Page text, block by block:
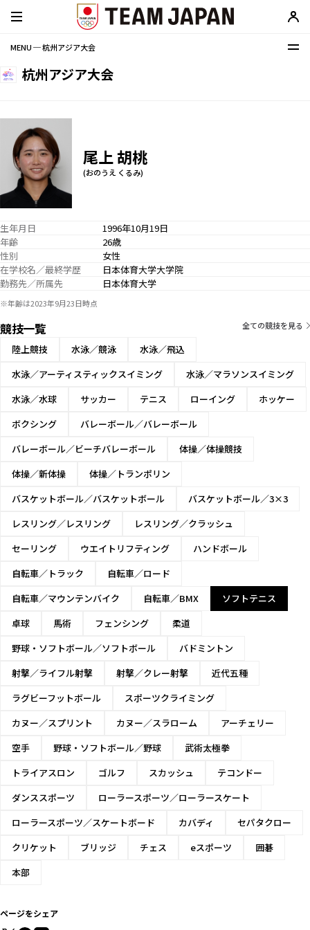
MENU ─ 杭州アジア大会
杭州アジア大会
尾上 胡桃
(おのうえ くるみ)
生年月日
1996年10月19日
年齢
26歳
性別
女性
在学校名／最終学歴
日本体育大学大学院
勤務先／所属先
日本体育大学
※年齢は2023年9月23日時点
競技一覧 全ての競技を見る
陸上競技 水泳／競泳
水泳／飛込
水泳／アーティスティックスイミング
水泳／マラソンスイミング
水泳／水球
サッカー テニス ローイング
ホッケー
ボクシング
バレーボール／バレーボール
バレーボール／ビーチバレーボール
体操／体操競技
体操／新体操
体操／トランポリン
バスケットボール／バスケットボール
バスケットボール／3×3
レスリング／レスリング
レスリング／クラッシュ
セーリング
ウエイトリフティング
ハンドボール
自転車／トラック
自転車／ロード
自転車／マウンテンバイク
自転車／BMX
ソフトテニス
卓球
馬術 フェンシング
柔道
野球・ソフトボール／ソフトボール
バドミントン
射撃／ライフル射撃
射撃／クレー射撃
近代五種
ラグビーフットボール
スポーツクライミング
カヌー／スプリント
カヌー／スラローム
アーチェリー
空手
野球・ソフトボール／野球
武術太極拳
トライアスロン
ゴルフ スカッシュ
テコンドー
ダンススポーツ
ローラースポーツ／ローラースケート
ローラースポーツ／スケートボード
カバディ
セパタクロー
クリケット
ブリッジ チェス eスポーツ
囲碁
本部
ページをシェア